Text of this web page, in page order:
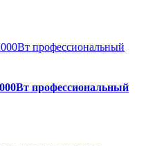
профессиональный